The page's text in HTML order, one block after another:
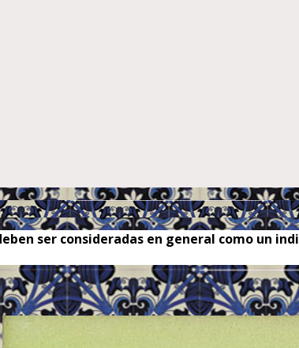
ser consideradas en general como un